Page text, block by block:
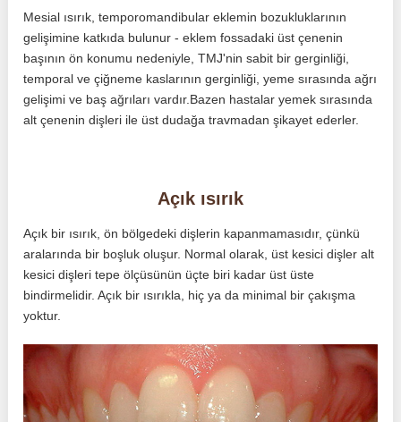
Mesial ısırık, temporomandibular eklemin bozukluklarının
gelişimine katkıda bulunur - eklem fossadaki üst çenenin
başının ön konumu nedeniyle, TMJ'nin sabit bir gerginliği,
temporal ve çiğneme kaslarının gerginliği, yeme sırasında ağrı
gelişimi ve baş ağrıları vardır.Bazen hastalar yemek sırasında
alt çenenin dişleri ile üst dudağa travmadan şikayet ederler.
Açık ısırık
Açık bir ısırık, ön bölgedeki dişlerin kapanmamasıdır, çünkü
aralarında bir boşluk oluşur. Normal olarak, üst kesici dişler alt
kesici dişleri tepe ölçüsünün üçte biri kadar üst üste
bindirmelidir. Açık bir ısırıkla, hiç ya da minimal bir çakışma
yoktur.